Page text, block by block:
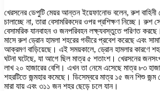
খেরসনের ডেপুটি মেয়র আন্তন ইয়েফানোভ বলেন, রুশ বাহিনী
চালাচ্ছে না, তারা বেসামরিকদের ওপর প্রশিক্ষণ নিচ্ছে। রুশ
বেসামরিক যানবাহন ও জনপরিবহন লক্ষ্যবস্তুতে পরিণত
মাসে রুশ ড্রোন হামলা শহরের গভীরে প্রবেশ করেছে এবং
আক্রমণ বাড়িয়েছে। এই সময়কালে, ড্রোন হামলার কারণে
ঘটনা ঘটেছে, যা আগে ছিল মাত্র ৫ শতাংশ। খেরসনের
লাখ ২০ হাজারের বেশি। এখন তা নেমে এসেছে মাত্র ৮৩
শহরটিতে জন্মহার কমেছে। ডিসেম্বরে মাত্র ১৫ জন শিশু
মারা যায় এবং ৩১১ জন শহর ছেড়ে চলে যান।